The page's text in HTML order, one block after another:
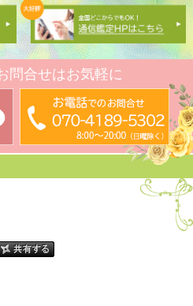
問合せはお気軽に